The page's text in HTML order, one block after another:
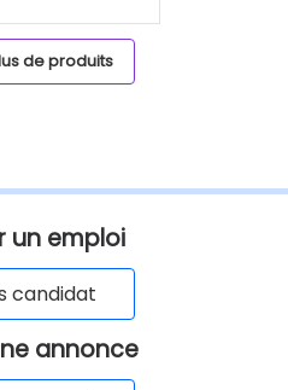
de produits
un emploi
candidat
annonce